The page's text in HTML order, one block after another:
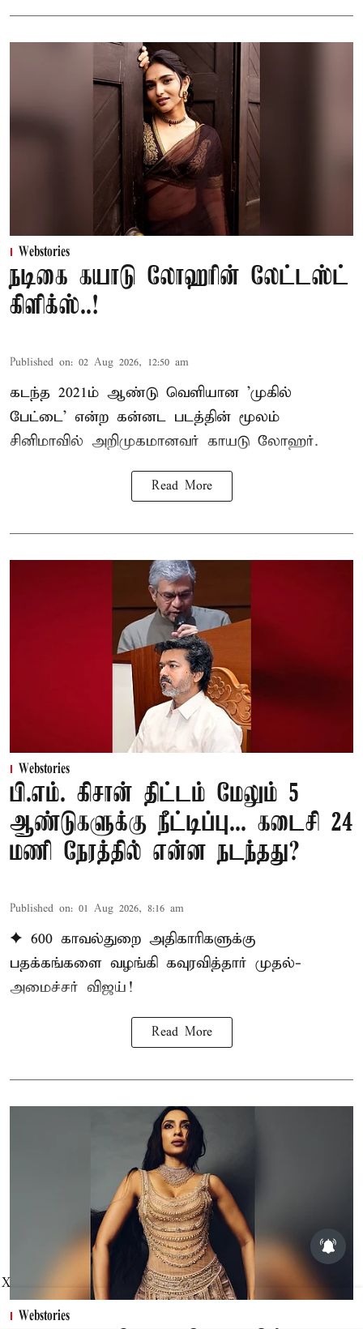
Webstories
நடிகை கயாடு லோஹரின் லேட்டஸ்ட்
கிளிக்ஸ்..!
Published on: 02 Aug 2026, 12:50 am
கடந்த 2021ம் ஆண்டு வெளியான 'முகில்
பேட்டை' என்ற கன்னட படத்தின் மூலம்
சினிமாவில் அறிமுகமானவர் காயடு லோஹர்.
Read More
Webstories
பி.எம். கிசான் திட்டம் மேலும் 5
ஆண்டுகளுக்கு நீட்டிப்பு... கடைசி 24
மணி நேரத்தில் என்ன நடந்தது?
Published on: 01 Aug 2026, 8:16 am
✦ 600 காவல்துறை அதிகாரிகளுக்கு
பதக்கங்களை வழங்கி கவுரவித்தார் முதல்-
அமைச்சர் விஜய்!
Read More
Webstories
X